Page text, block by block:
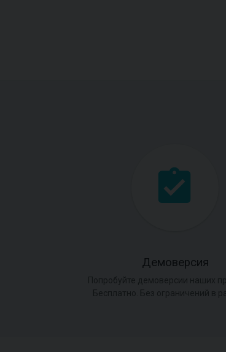
Демоверсия